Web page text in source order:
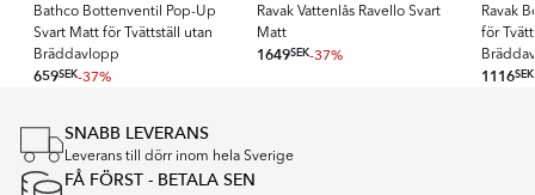
Bathco Bottenventil Pop-Up
Svart Matt för Tvättställ utan
Bräddavlopp
659SEK-37%
Ravak Vattenlås Ravello Svart
Matt
1649SEK-37%
Ravak
för
1116SEK
1
of
16
SNABB LEVERANS
Leverans till dörr inom hela Sverige
FÅ FÖRST - BETALA SEN